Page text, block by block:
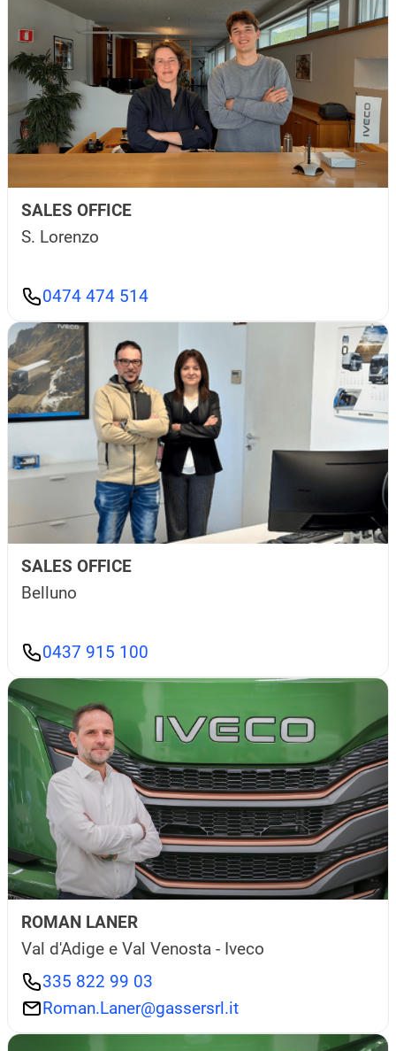
SALES OFFICE
S. Lorenzo
0474 474 514
SALES OFFICE
Belluno
0437 915 100
ROMAN LANER
Val d'Adige e Val Venosta - Iveco
335 822 99 03
Roman.Laner@gassersrl.it